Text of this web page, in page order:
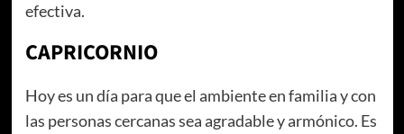
efectiva.
CAPRICORNIO
Hoy es un día para que el ambiente en familia y con
las personas cercanas sea agradable y armónico. Es